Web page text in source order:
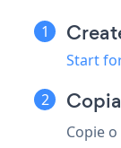
Start
Copie